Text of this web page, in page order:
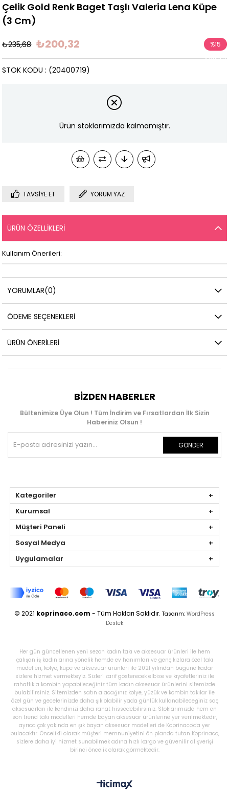
Çelik Gold Renk Baget Taşlı Valeria Lena Küpe
(3 Cm)
₺235,68 ₺200,32 %15
İndirim
(20400719)
STOK KODU
Ürün stoklarımızda kalmamıştır.
TAVSIYE ET YORUM YAZ
ÜRÜN ÖZELLIKLERI
Kullanım Önerileri:
YORUMLAR(0)
ÖDEME SEÇENEKLERI
ÜRÜN ÖNERILERI
BIZDEN HABERLER
Bültenimize Üye Olun ! Tüm İndirim ve Fırsatlardan İlk Sizin
Haberiniz Olsun !
GÖNDER
Kategoriler
Kurumsal
Müşteri Paneli
Sosyal Medya
Uygulamalar
© 2021 koprinaco.com - Tüm Hakları Saklıdır. Tasarım: WordPress
Destek
Her gün güncellenen yeni sezon kadın takı ve aksesuar ürünleri ile hem
çalışan iş kadınlarına yönelik hemde ev hanımları ve genç kızlara özel takı
modelleri, kolye, küpe ve aksesuar ürünleri ile 2021 yılından bugüne kadar
sizlere hizmet vermekteyiz. Sizleri zarif gösterecek elbise ve kıyafetleriniz ile
rahatlıkla kombin yapabileceğiniz tüm kadın aksesuar ürünlerini sitemizde
bulabilirsiniz. Sitemizden satın alacağınız kolye, yüzük ve kombin takılar ile
özel gün ve gecelerinizde daha şık olabilir yada günlük kullanabileceğiniz saç
aksesuarları ile kendinizi daha rahat hissedebilirsiniz. Stoklarımızda hem en
son trend takı modelleri hemde bayan aksesuar ürünlerine yer verilmektedir,
ayrıca çok yakında en şık bayan aksesuar modelleri de Koprinaco'da yer
bulacaktır. Öncelikli olarak müşteri memnuniyetini ön planda tutan Koprinaco,
sizlere daha iyi hizmet sunabilmek adına hızlı kargo ve güvenilir alışverişi
birinci öncelik olarak görmektedir.